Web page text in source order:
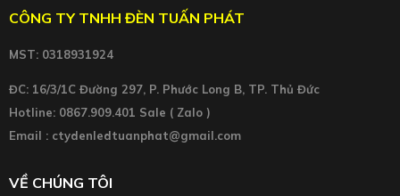
CÔNG TY TNHH ĐÈN TUẤN PHÁT
MST: 0318931924
ĐC: 16/3/1C Đường 297, P. Phước Long B, TP. Thủ Đức
Hotline: 0867.909.401 Sale ( Zalo )
Email : ctydenledtuanphat@gmail.com
VỀ CHÚNG TÔI